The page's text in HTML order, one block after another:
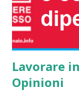
come se fosse un
Lavorare
Opinioni